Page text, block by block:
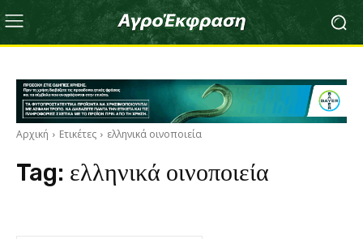
Αρχική Ετικέτες ελληνικά οινοποιεία
Tag: ελληνικά οινοποιεία